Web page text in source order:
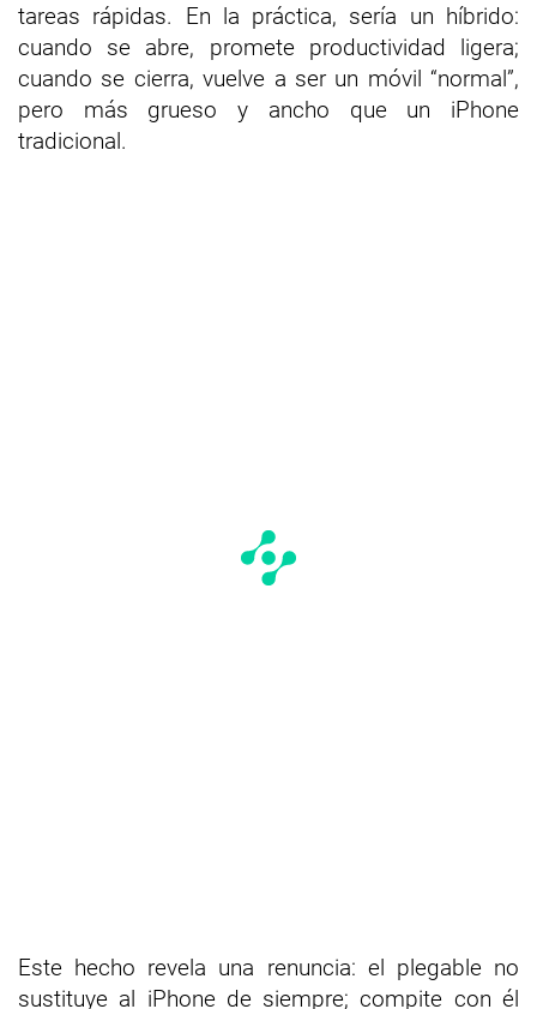
tareas rápidas. En la práctica, sería un híbrido:
cuando se abre, promete productividad ligera;
cuando se cierra, vuelve a ser un móvil “normal”,
pero más grueso y ancho que un iPhone
tradicional.
Este hecho revela una renuncia: el plegable no
sustituye al iPhone de siempre; compite con él